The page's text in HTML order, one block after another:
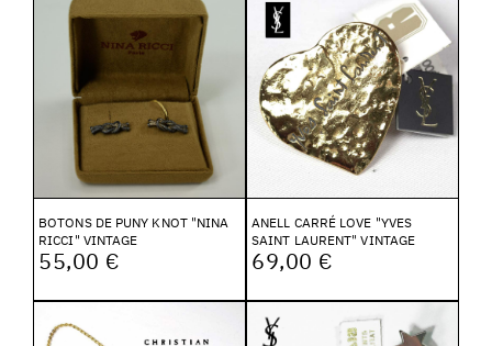
BOTONS DE PUNY KNOT "NINA
RICCI" VINTAGE
55,00 €
ANELL CARRÉ LOVE "YVES
SAINT LAURENT" VINTAGE
69,00 €